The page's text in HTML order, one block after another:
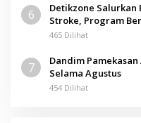
6
Detikzone Salurkan
Stroke, Program
465 Dilihat
7
Dandim
Selama Agustus
454 Dilihat